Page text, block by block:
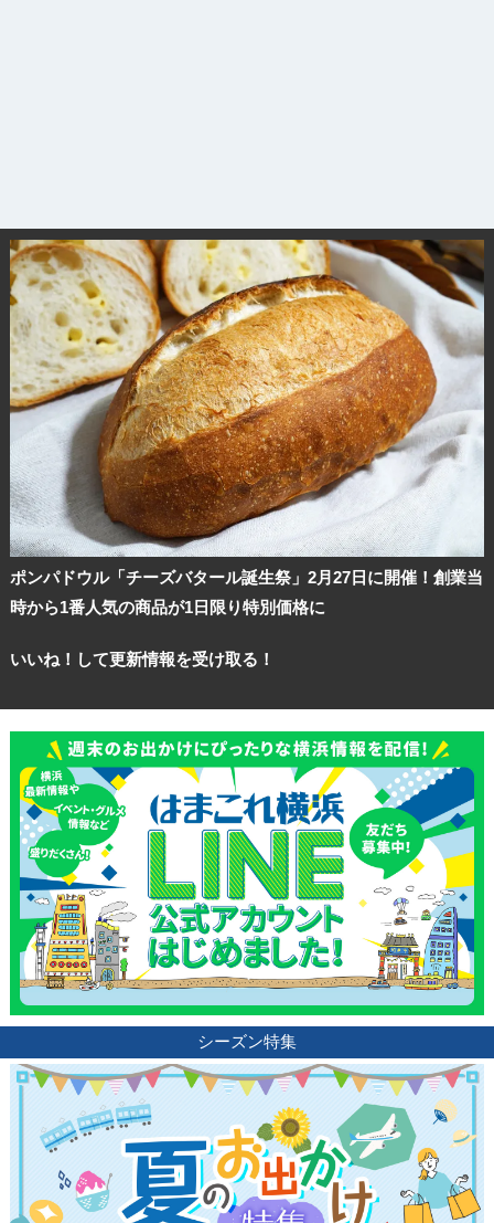
ポンパドウル「チーズバタール誕生祭」2月27日に開催！創業当
時から1番人気の商品が1日限り特別価格に
いいね！して更新情報を受け取る！
シーズン特集